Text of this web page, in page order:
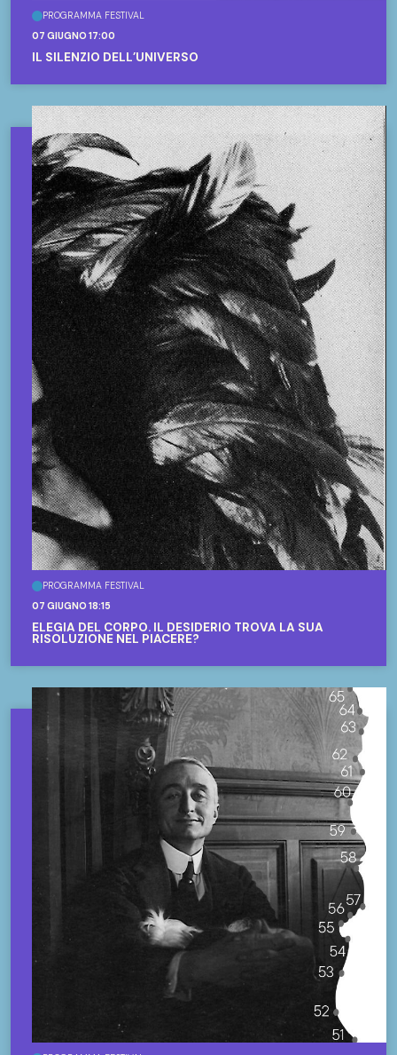
PROGRAMMA FESTIVAL
07 GIUGNO 17:00
IL SILENZIO DELL’UNIVERSO
PROGRAMMA FESTIVAL
07 GIUGNO 18:15
ELEGIA DEL CORPO. IL DESIDERIO TROVA LA SUA
RISOLUZIONE NEL PIACERE?